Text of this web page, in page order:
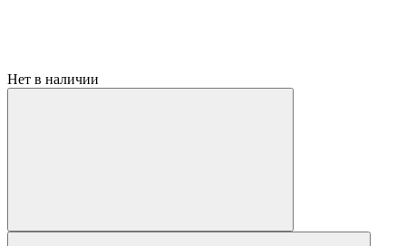
Нет в наличии